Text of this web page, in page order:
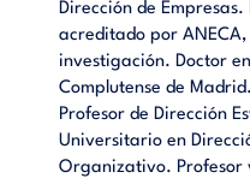
Dirección de
acreditado por ANECA,
investigación. Doctor
Complutense de
Profesor de Dirección
Universitario en
Organizativo. Profesor